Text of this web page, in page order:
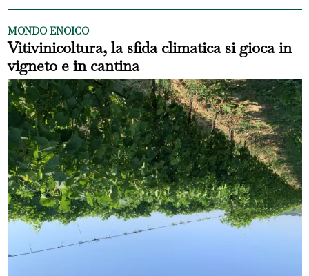
MONDO ENOICO
Vitivinicoltura, la sfida climatica si gioca in
vigneto e in cantina